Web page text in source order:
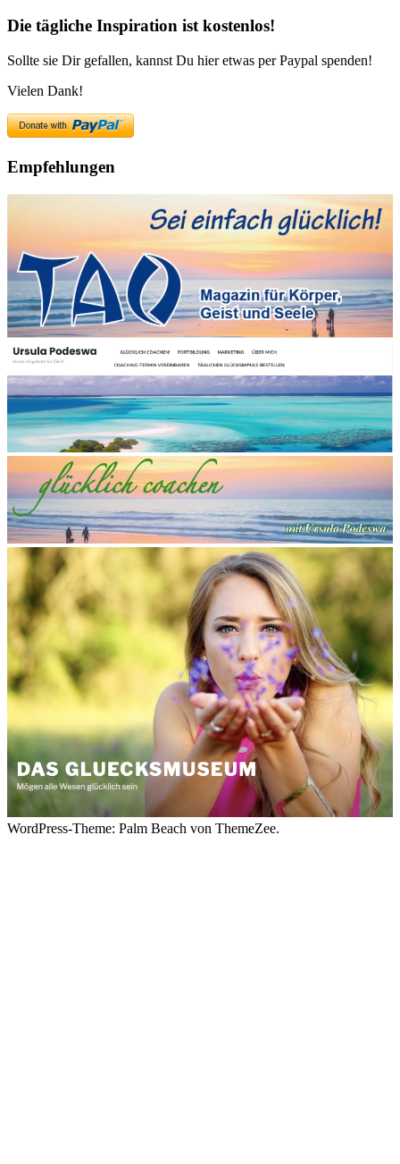
Die tägliche Inspiration ist kostenlos!
Sollte sie Dir gefallen, kannst Du hier etwas per Paypal spenden!
Vielen Dank!
Empfehlungen
WordPress-Theme: Palm Beach von ThemeZee.